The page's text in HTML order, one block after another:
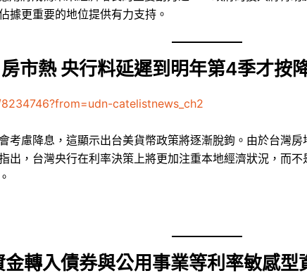
據更重要的地位提供有力支持。
市熱 央行料延遲到明年第4季才按
catelistnews_ch2
考慮降息，這顯示出台美貨幣政策將逐漸脫鉤。由於台灣
出，台灣央行在利率決策上將更加注重本地經濟狀況，而
轉入債券與公用事業等利率敏感型